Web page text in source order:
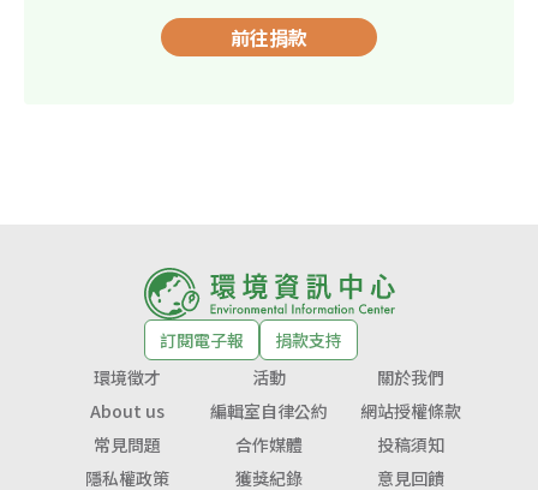
前往捐款
訂閱電子報
捐款支持
環境徵才
活動
關於我們
About us
編輯室自律公約
網站授權條款
常見問題
合作媒體
投稿須知
隱私權政策
獲獎紀錄 意見回饋